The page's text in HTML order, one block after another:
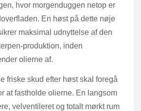
hvor morgenduggen netop er
En høst på dette nøje
maksimal udnyttelse af den
produktion, inden
olierne af.
friske skud efter høst skal foregå
at fastholde olierne. En langsom
velventileret og totalt mørkt rum